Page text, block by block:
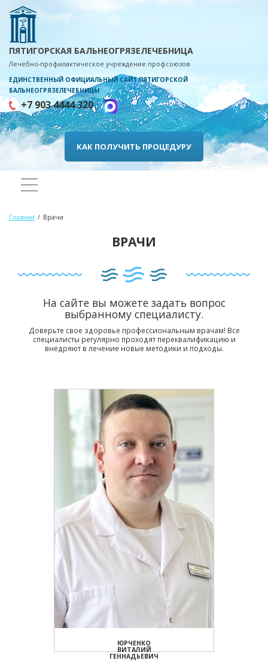
ПЯТИГОРСКАЯ БАЛЬНЕОГРЯЗЕЛЕЧЕБНИЦА
Лечебно-профилактическое учреждение профсоюзов
ЕДИНСТВЕННЫЙ ОФИЦИАЛЬНЫЙ САЙТ ПЯТИГОРСКОЙ
БАЛЬНЕОГРЯЗЕЛЕЧЕБНИЦЫ
+7 903 4444 320
КАК ПОЛУЧИТЬ ПРОЦЕДУРУ
Главная Врачи
ВРАЧИ
На сайте вы можете задать вопрос
выбранному специалисту.
Доверьте свое здоровье профессиональным врачам! Все
специалисты регулярно проходят переквалификацию и
внедряют в лечение новые методики и подходы.
ЮРЧЕНКО
ВИТАЛИЙ
ГЕННАДЬЕВИЧ